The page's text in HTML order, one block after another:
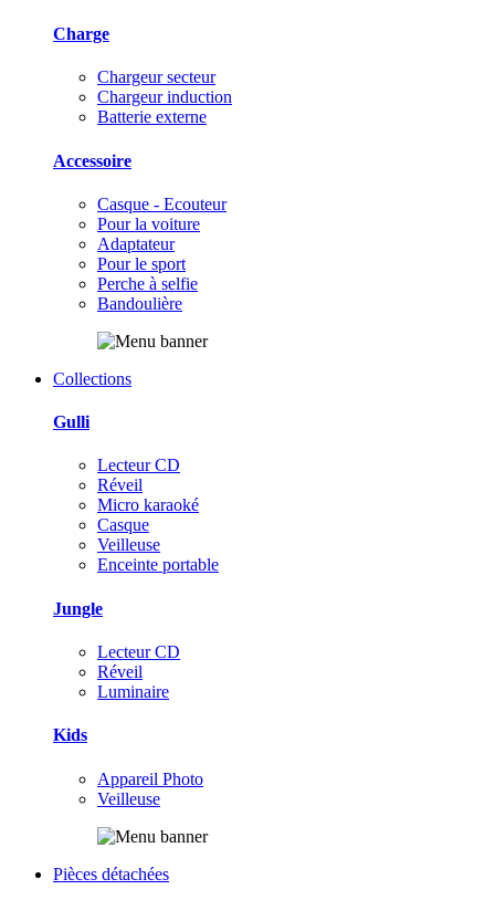
Charge
Chargeur secteur
Chargeur induction
Batterie externe
Accessoire
Casque - Ecouteur
Pour la voiture
Adaptateur
Pour le sport
Perche à selfie
Bandoulière
Collections
Gulli
Lecteur CD
Réveil
Micro karaoké
Casque
Veilleuse
Enceinte portable
Jungle
Lecteur CD
Réveil
Luminaire
Kids
Appareil Photo
Veilleuse
Pièces détachées